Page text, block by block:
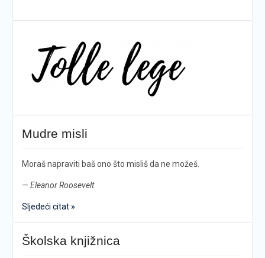
Mudre misli
Moraš napraviti baš ono što misliš da ne možeš.
— Eleanor Roosevelt
Sljedeći citat »
Školska knjižnica